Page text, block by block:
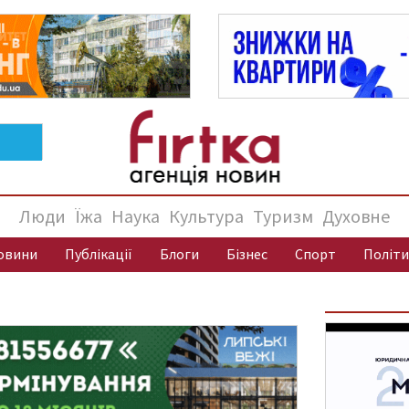
Люди Їжа Наука Культура Туризм Духовне
Публікації Блоги Бізнес Спорт